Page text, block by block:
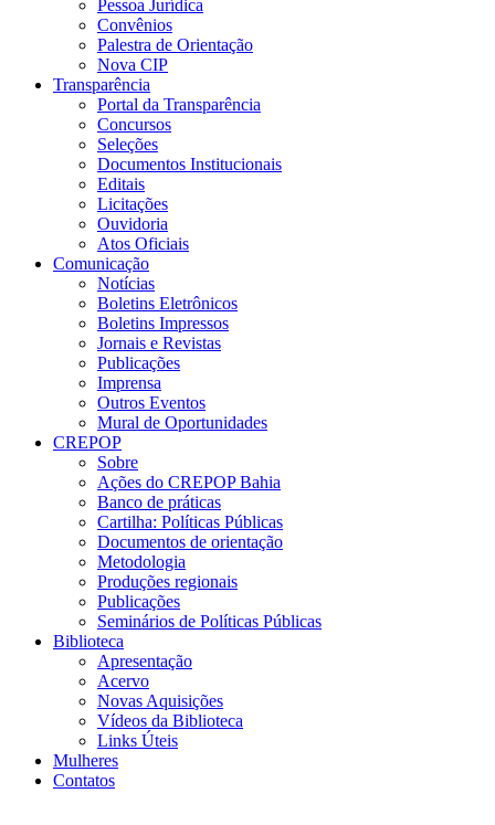
Pessoa Jurídica
Convênios
Palestra de Orientação
Nova CIP
Transparência
Portal da Transparência
Concursos
Seleções
Documentos Institucionais
Editais
Licitações
Ouvidoria
Atos Oficiais
Comunicação
Notícias
Boletins Eletrônicos
Boletins Impressos
Jornais e Revistas
Publicações
Imprensa
Outros Eventos
Mural de Oportunidades
CREPOP
Sobre
Ações do CREPOP Bahia
Banco de práticas
Cartilha: Políticas Públicas
Documentos de orientação
Metodologia
Produções regionais
Publicações
Seminários de Políticas Públicas
Biblioteca
Apresentação
Acervo
Novas Aquisições
Vídeos da Biblioteca
Links Úteis
Mulheres
Contatos